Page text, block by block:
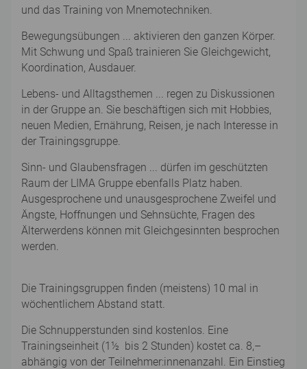
und das Training von Mnemotechniken.
Bewegungsübungen ... aktivieren den ganzen Körper.
Mit Schwung und Spaß trainieren Sie Gleichgewicht,
Koordination, Ausdauer.
Lebens- und Alltagsthemen ... regen zu Diskussionen
in der Gruppe an. Sie beschäftigen sich mit Hobbies,
neuen Medien, Ernährung, Reisen, je nach Interesse in
der Trainingsgruppe.
Sinn- und Glaubensfragen ... dürfen im geschützten
Raum der LIMA Gruppe ebenfalls Platz haben.
Ausgesprochene und unausgesprochene Zweifel und
Ängste, Hoffnungen und Sehnsüchte, Fragen des
Älterwerdens können mit Gleichgesinnten besprochen
werden.
Die Trainingsgruppen finden (meistens) 10 mal in
wöchentlichem Abstand statt.
Die Schnupperstunden sind kostenlos. Eine
Trainingseinheit (1½ bis 2 Stunden) kostet ca. 8,–
abhängig von der Teilnehmer:innenanzahl. Ein Einstieg